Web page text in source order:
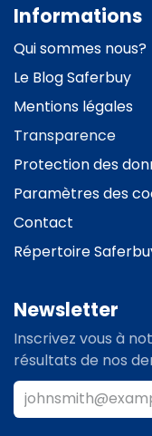
Informations
Qui sommes nous?
Le Blog Saferbuy
Mentions légales
Transparence
Protection des
Paramètres des
Contact
Répertoire
Newsletter
Inscrivez vous à
résultats de nos